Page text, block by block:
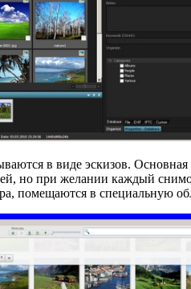
в виде эскизов.
но при желании каждый
помещаются в специальную